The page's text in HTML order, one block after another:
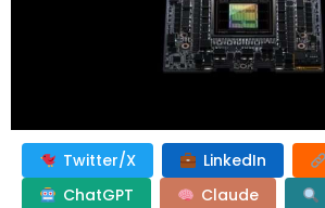
Twitter/X LinkedIn
ChatGPT
Claude